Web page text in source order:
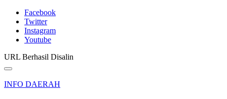
Facebook
Twitter
Instagram
Youtube
URL Berhasil Disalin
INFO DAERAH